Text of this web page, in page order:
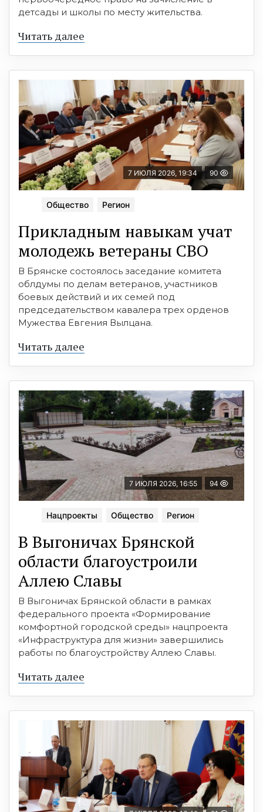
детсады и школы по месту жительства.
Читать далее
7 ИЮЛЯ 2026, 19:34 90
Общество Регион
Прикладным навыкам учат
молодежь ветераны СВО
В Брянске состоялось заседание комитета
облдумы по делам ветеранов, участников
боевых действий и их семей под
председательством кавалера трех орденов
Мужества Евгения Вылцана.
Читать далее
7 ИЮЛЯ 2026, 16:55 94
Нацпроекты Общество Регион
В Выгоничах Брянской
области благоустроили
Аллею Славы
В Выгоничах Брянской области в рамках
федерального проекта «Формирование
комфортной городской среды» нацпроекта
«Инфраструктура для жизни» завершились
работы по благоустройству Аллею Славы.
Читать далее